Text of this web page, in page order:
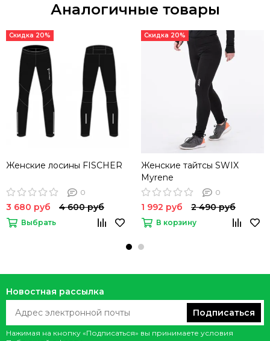
Аналогичные товары
Скидка 20%
Женские лосины FISCHER
0
3 680 руб 4 600 руб
Выбрать
Скидка 20%
Женские тайтсы SWIX
Myrene
0
1 992 руб 2 490 руб
В корзину
Новостная рассылка
Подписаться
Нажимая на кнопку «Подписаться» вы принимаете условия